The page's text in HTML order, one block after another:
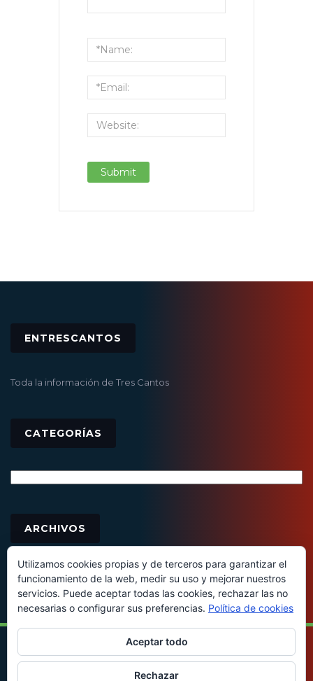
ENTRESCANTOS
Toda la información de Tres Cantos
CATEGORÍAS
ARCHIVOS
© 2016 - Todos los derechos reservados
Utilizamos cookies propias y de terceros para garantizar el
funcionamiento de la web, medir su uso y mejorar nuestros
servicios. Puede aceptar todas las cookies, rechazar las no
necesarias o configurar sus preferencias. Política de cookies
Aceptar todo
Rechazar